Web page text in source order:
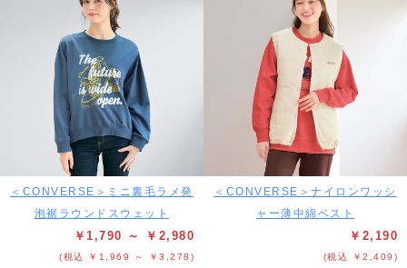
＜CONVERSE＞ミニ裏毛ラメ発
泡裾ラウンドスウェット
￥1,790 ～ ￥2,980
(税込 ￥1,969 ～ ￥3,278)
＜CONVERSE＞ナイロンワッシ
ャー薄中綿ベスト
￥2,190
(税込 ￥2,409)